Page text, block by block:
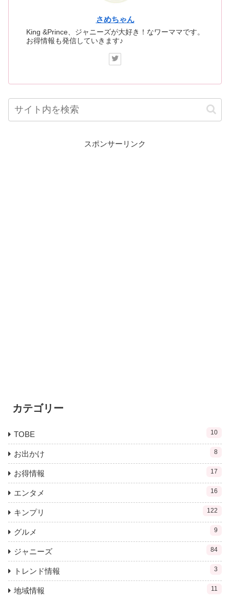
さめちゃん
King &Prince、ジャニーズが大好き！なワーママです。
お得情報も発信していきます♪
スポンサーリンク
カテゴリー
TOBE 10
お出かけ 8
お得情報 17
エンタメ 16
キンプリ 122
グルメ 9
ジャニーズ 84
トレンド情報 3
地域情報 11